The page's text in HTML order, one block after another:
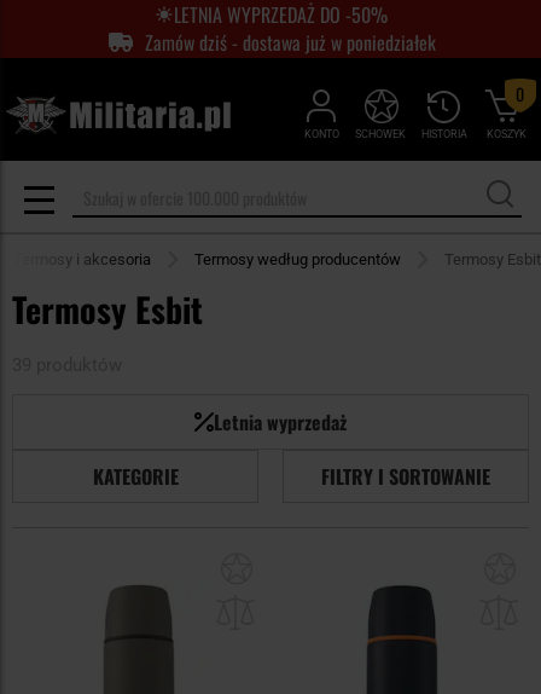
LETNIA WYPRZEDAŻ DO -50%
Zamów dziś - dostawa już w poniedziałek
KONTO HISTORIA
SCHOWEK KOSZYK
0
Termosy i akcesoria Termosy według producentów Termosy Esbit
Termosy Esbit
Letnia wyprzedaż
KATEGORIE
FILTRY I SORTOWANIE